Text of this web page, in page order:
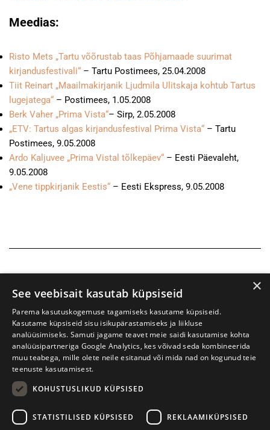
Meedias:
Risto Mets „Tartu võõrustab taas Põhjamaade suurimat
kirjandusfestivali“ – Tartu Postimees, 25.04.2008
Tiit Reinart „Maailmakirjanik Ljudmila Ulitskaja kohtub Tartus
lugejatega“ – Postimees, 1.05.2008
Berk Vaher „Prima Vista“– Sirp, 2.05.2008
„ETV: Tartus algas kirjandusfestival Prima Vista“ – Tartu
Postimees, 9.05.2008
Ardo Kaljuvee „Prima Vistal tõlkepäev“ – Eesti Päevaleht,
9.05.2008
„Vene tippkirjanik Eestis“ – Eesti Ekspress, 9.05.2008
W. Struve 1, Tartu 50091 +372 7427079
×
See veebisait kasutab küpsiseid
Parema kasutuskogemuse tagamiseks kasutame küpsiseid.
Kasutame küpsiseid sisu isikupärastamiseks ja liikluse
analüüsimiseks. Samuti jagame teavet meie saidi kasutamise kohta
analüüsipartneriga Google Analytics, kes võivad seda kombineerida
muu teabega, mille olete neile esitanud või mida nad on kogunud teie
teenuste kasutamisest.
KOHUSTUSLIKUD KÜPSISED
STATISTILISED KÜPSISED REKLAAMIKÜPSISED